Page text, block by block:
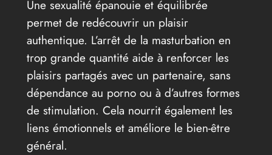
Une sexualité épanouie et équilibrée
permet de redécouvrir un plaisir
authentique. L’arrêt de la masturbation en
trop grande quantité aide à renforcer les
plaisirs partagés avec un partenaire, sans
dépendance au porno ou à d’autres formes
de stimulation. Cela nourrit également les
liens émotionnels et améliore le bien-être
général.